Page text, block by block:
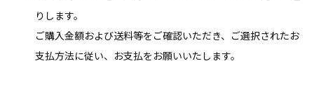
りします。
ご購入金額および送料等をご確認いただき、ご選択されたお
支払方法に従い、お支払をお願いいたします。